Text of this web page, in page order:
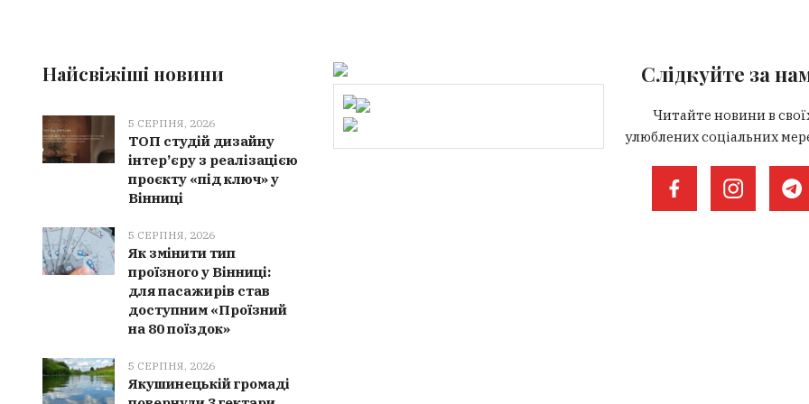
Найсвіжіші новини
5 СЕРПНЯ, 2026
ТОП студій дизайну
інтер’єру з реалізацією
проєкту «під ключ» у
Вінниці
5 СЕРПНЯ, 2026
Як змінити тип
проїзного у Вінниці:
для пасажирів став
доступним «Проїзний
на 80 поїздок»
5 СЕРПНЯ, 2026
Якушинецькій громаді
Слідкуйте за
Читайте новини в
улюблених соціальних